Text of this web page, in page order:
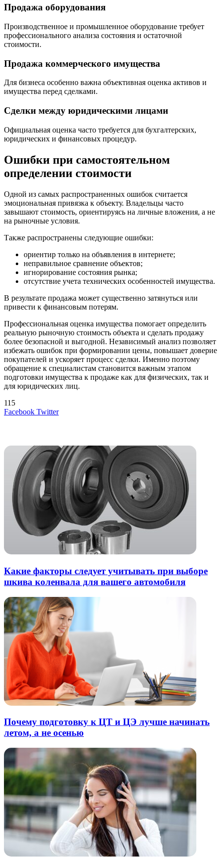
Продажа оборудования
Производственное и промышленное оборудование требует
профессионального анализа состояния и остаточной
стоимости.
Продажа коммерческого имущества
Для бизнеса особенно важна объективная оценка активов и
имущества перед сделками.
Сделки между юридическими лицами
Официальная оценка часто требуется для бухгалтерских,
юридических и финансовых процедур.
Ошибки при самостоятельном
определении стоимости
Одной из самых распространенных ошибок считается
эмоциональная привязка к объекту. Владельцы часто
завышают стоимость, ориентируясь на личные вложения, а не
на рыночные условия.
Также распространены следующие ошибки:
ориентир только на объявления в интернете;
неправильное сравнение объектов;
игнорирование состояния рынка;
отсутствие учета технических особенностей имущества.
В результате продажа может существенно затянуться или
привести к финансовым потерям.
Профессиональная оценка имущества помогает определить
реальную рыночную стоимость объекта и сделать продажу
более безопасной и выгодной. Независимый анализ позволяет
избежать ошибок при формировании цены, повышает доверие
покупателей и ускоряет процесс сделки. Именно поэтому
обращение к специалистам становится важным этапом
подготовки имущества к продаже как для физических, так и
для юридических лиц.
115
Facebook TwitterLinkedIn
Tumblr
Reddit
Вконтакте
Одноклассники
Skype
Messenger
Messenger
WhatsApp
Telegram
Viber
Line
Поделиться
Печатать
Какие факторы следует учитывать при выборе
шкива коленвала для вашего автомобиля
Почему подготовку к ЦТ и ЦЭ лучше начинать
летом, а не осенью